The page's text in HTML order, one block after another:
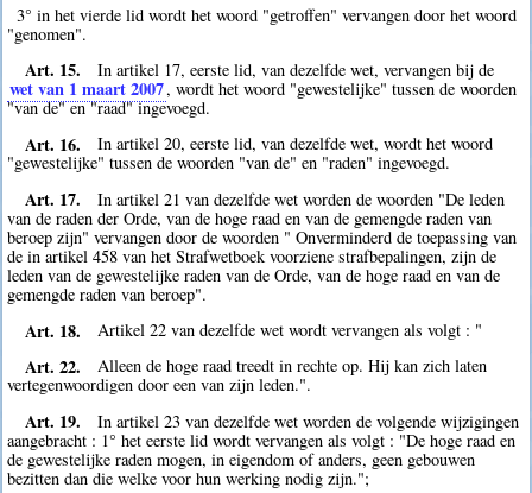
3° in het vierde lid wordt het woord "getroffen" vervangen door het woord
"genomen".
Art. 15. In artikel 17, eerste lid, van dezelfde wet, vervangen bij de
wet van 1 maart 2007, wordt het woord "gewestelijke" tussen de woorden
"van de" en "raad" ingevoegd.
Art. 16.
In artikel 20, eerste lid, van dezelfde wet, wordt het woord
"gewestelijke" tussen de woorden "van de" en "raden" ingevoegd.
Art. 17.
In artikel 21 van dezelfde wet worden de woorden "De leden
van de raden der Orde, van de hoge raad en van de gemengde raden van
beroep zijn" vervangen door de woorden " Onverminderd de toepassing van
de in artikel 458 van het Strafwetboek voorziene strafbepalingen, zijn de
leden van de gewestelijke raden van de Orde, van de hoge raad en van de
gemengde raden van beroep".
Art. 18. Artikel 22 van dezelfde wet wordt vervangen als volgt : "
Art. 22.
Alleen de hoge raad treedt in rechte op. Hij kan zich laten
vertegenwoordigen door een van zijn leden.".
Art. 19.
In artikel 23 van dezelfde wet worden de volgende wijzigingen
aangebracht : 1° het eerste lid wordt vervangen als volgt : "De hoge raad en
de gewestelijke raden mogen, in eigendom of anders, geen gebouwen
bezitten dan die welke voor hun werking nodig zijn.";